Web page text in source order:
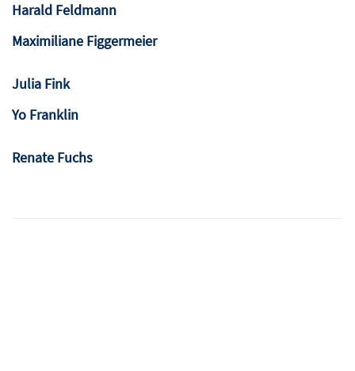
Harald Feldmann
Maximiliane Figgermeier
Julia Fink
Yo Franklin
Renate Fuchs